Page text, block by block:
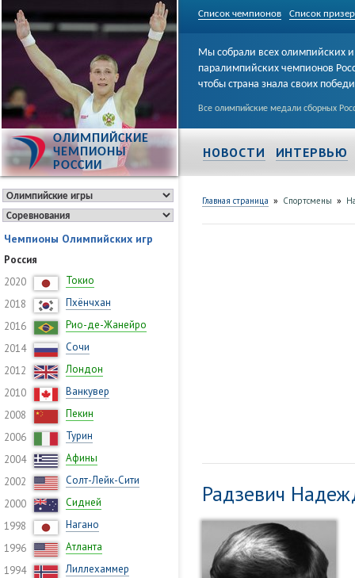
Список чемпионов Список
ОЛИМПИЙСКИЕ
ЧЕМПИОНЫ
РОССИИ
Мы собрали всех олимпийских и
паралимпийских чемпионов
чтобы страна знала своих
Все олимпийские медали сборных
НОВОСТИ ИНТЕРВЬЮ
Чемпионы Олимпийских игр
Россия
2020
Токио
2018
Пхёнчхан
2016
Рио-де-Жанейро
2014
Сочи
2012
Лондон
2010
Ванкувер
2008
Пекин
2006
Турин
2004
Афины
2002
Солт-Лейк-Сити
2000
Сидней
1998
Нагано
1996
Атланта
1994
Лиллехаммер
Главная страница » Спортсмены »
Радзевич